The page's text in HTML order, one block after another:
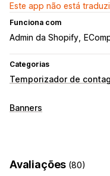
Este app não está
Funciona com
Admin da Shopify
Categorias
Temporizador de
Opções de exibição
Banners
Página do produto
Avaliações (80)